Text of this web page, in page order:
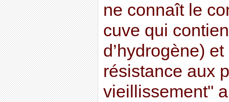
ne connaît le
cuve qui
d’hydrogène)
résistance aux
vieillissement"